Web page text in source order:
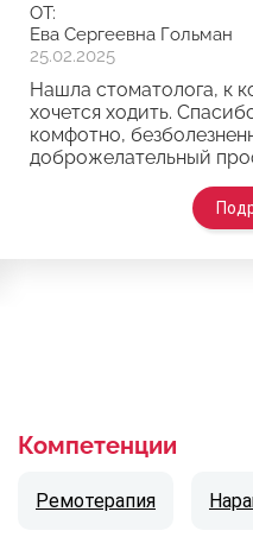
ОТ:
Ева Сергеевна Гольман
25.02.2025
Нашла стоматолога, к
хочется ходить.
комфотно,
доброжелательный
Компетенции
Ремотерапия